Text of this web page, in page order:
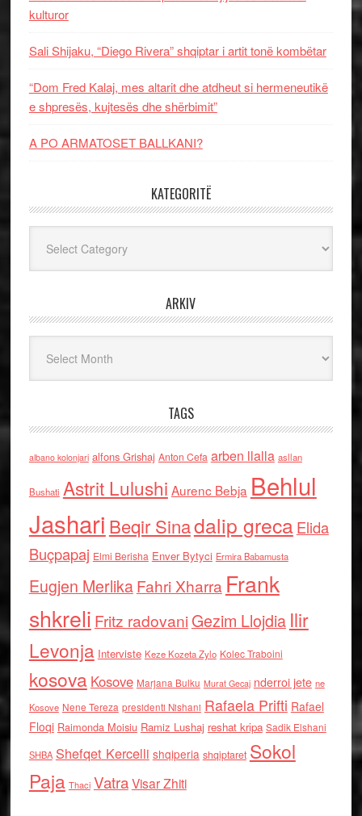
kulturor
Sali Shijaku, “Diego Rivera” shqiptar i artit tonë kombëtar
“Dom Fred Kalaj, mes altarit dhe atdheut si hermeneutikë
e shpresës, kujtesës dhe shërbimit”
A PO ARMATOSET BALLKANI?
KATEGORITË
ARKIV
TAGS
albano kolonjari alfons Grishaj Anton Cefa arben llalla asllan
Bushati Astrit Lulushi Aurenc Bebja Behlul
Jashari Beqir Sinadalip grecaElida
Buçpapaj Elmi Berisha Enver Bytyci Ermira Babamusta
Eugjen MerlikaFahri Xharra Frank
shkreli Fritz radovaniGezim Llojdia Ilir
Levonja Interviste Keze Kozeta Zylo Kolec Traboini
kosova Kosove Marjana Bulku Murat Gecaj nderroi jete ne
Kosove Nene Tereza presidenti Nishani Rafaela Prifti Rafael
Floqi Raimonda Moisiu Ramiz Lushaj reshat kripa Sadik Elshani
SHBA Shefqet Kercelli shqiperia shqiptaret Sokol
Paja Thaci VatraVisar Zhiti